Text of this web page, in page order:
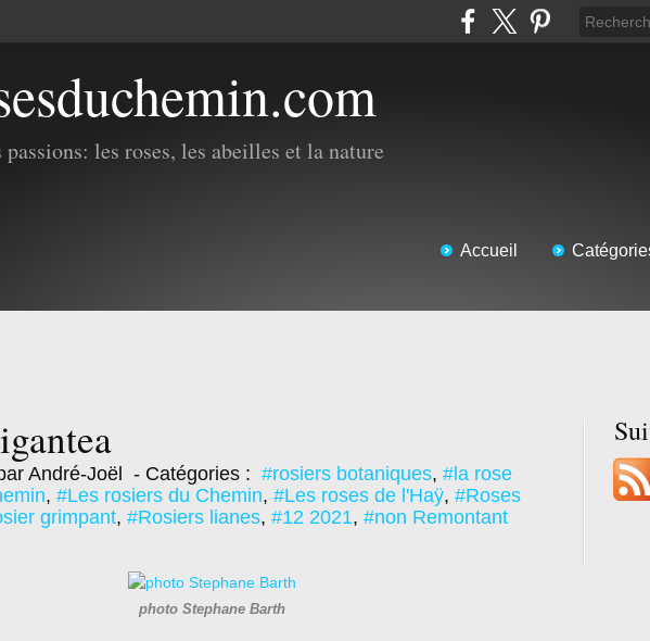
les roses, les abeilles et la nature
Accueil
André-Joël - Catégories : #rosiers botaniques, #la rose
, #Les rosiers du Chemin, #Les roses de l'Haÿ, #Roses
grimpant, #Rosiers lianes, #12 2021, #non Remontant
photo Stephane Barth